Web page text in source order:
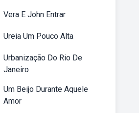
Vera E John Entrar
Ureia Um Pouco Alta
Urbanização Do Rio De
Janeiro
Um Beijo Durante Aquele
Amor